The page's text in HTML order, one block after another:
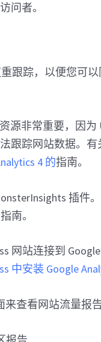
问者。
跟踪，以便您可以
源非常重要，因为
跟踪网站数据。
4 的指南。
插件。
南。
网站连接到
中安装 Google
来查看网站流量报告